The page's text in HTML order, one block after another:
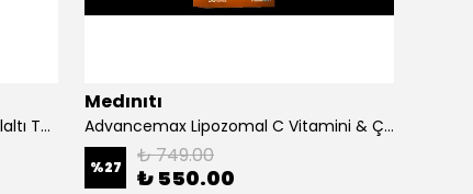
Advancemax Lipozomal B12 30 Dilaltı Tablet 8684375607525
Medınıtı
Advancemax Lipozomal C Vitamini & Çinko 30 Kapsül 8684375607549
%27 ₺ 749.00
₺ 550.00